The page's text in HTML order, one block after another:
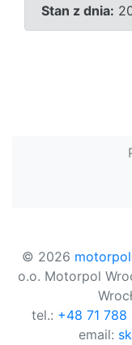
Stan z dnia:
© 2026
o.o. Motorpol
tel.: +48 71 788
email: